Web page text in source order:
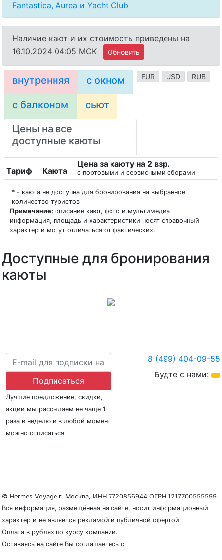
Fantastica, Aurea и Yacht Club
Наличие кают и их стоимость приведены на
16.10.2024 04:05 MCK
Обновить
EUR USD RUB
внутренняя с окном
с балконом сьют
Цены на все
доступные каюты
Тариф Каюта
Цена за каюту на 2 взр.
с портовыми и сервисными сборами
* - каюта не доступна для бронирования на выбранное
количество туристов
Примечание: описание кают, фото и мультимедиа
информация, площадь и характеристики носят справочный
характер и могут отличаться от фактических.
Доступные для бронирования
каюты
© Hermes Voyage г. Москва, ИНН 7720856944 ОГРН 1217700555599
Вся информация, размещённая на сайте, носит информационный
характер и не является рекламой и публичной офертой.
Оплата в рублях по курсу компании.
Оставаясь на сайте Вы соглашаетесь с
Подписаться
Лучшие предложение, скидки,
акции мы рассылаем не чаще 1
раза в неделю и в любой момент
можно отписаться
8 (499) 404-09-55
Будте с нами: